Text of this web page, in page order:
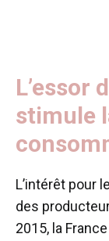
L’essor
stimule
L’intérêt pour
des
2015, la